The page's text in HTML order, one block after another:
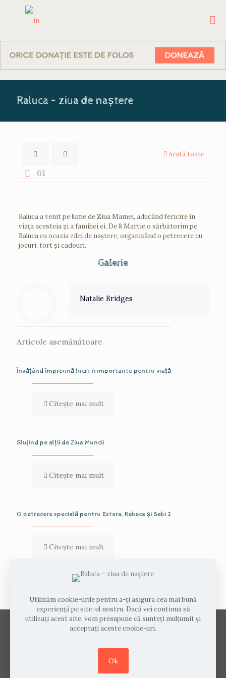
Raluca – ziua de naştere
Arată toate
61
Raluca a venit pe lume de Ziua Mamei, aducând fericire în
viaţa acesteia ṣi a familiei ei. De 8 Martie o sărbătorim pe
Raluca cu ocazia zilei de naştere, organizând o petrecere cu
jocuri, tort ṣi cadouri.
Galerie
Natalie Bridges
Articole asemănătoare
Învățând împreună lucruri importante pentru viață
Citește mai mult
Slujind pe alții de Ziua Muncii
Citește mai mult
O petrecere specială pentru Estera, Rebeca și Sebi 2
Citește mai mult
Comments are closed.
© 2026 Drepturi de autor Inceputuri Noi. Toate
Made with
byFrameit
Utilizăm cookie-urile pentru a-ți asigura cea mai bună
experiență pe site-ul nostru. Dacă vei continua să
utilizați acest site, vom presupune că sunteți mulțumit și
acceptați aceste cookie-uri.
Ok